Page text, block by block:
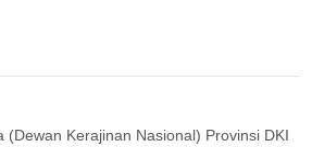
(Dewan Kerajinan Nasional) Provinsi DKI